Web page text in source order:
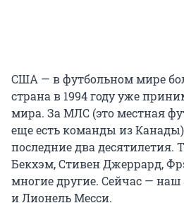
США — в футбольном мире
страна в 1994 году уже
мира. За МЛС (это местная
еще есть команды из
последние два десятилетия.
Бекхэм, Стивен Джеррард,
многие другие. Сейчас —
и Лионель Месси.